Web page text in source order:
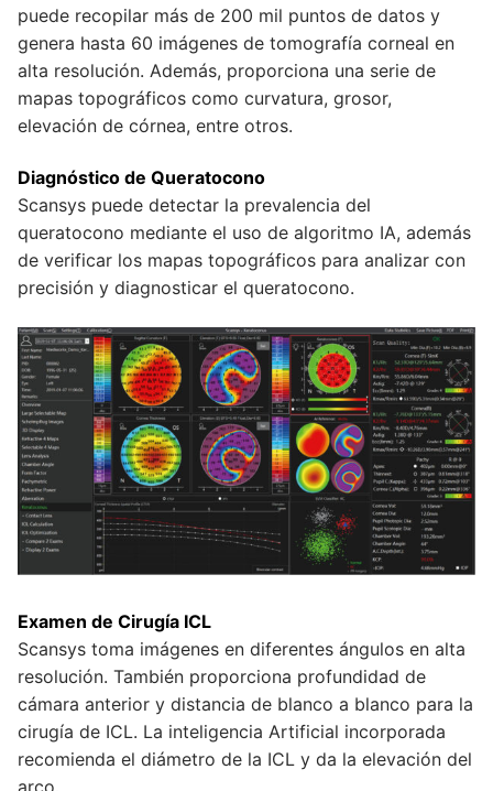
puede recopilar más de 200 mil puntos de datos y
genera hasta 60 imágenes de tomografía corneal en
alta resolución. Además, proporciona una serie de
mapas topográficos como curvatura, grosor,
elevación de córnea, entre otros.
Diagnóstico de Queratocono
Scansys puede detectar la prevalencia del
queratocono mediante el uso de algoritmo IA, además
de verificar los mapas topográficos para analizar con
precisión y diagnosticar el queratocono.
Examen de Cirugía ICL
Scansys toma imágenes en diferentes ángulos en alta
resolución. También proporciona profundidad de
cámara anterior y distancia de blanco a blanco para la
cirugía de ICL. La inteligencia Artificial incorporada
recomienda el diámetro de la ICL y da la elevación del
arco.